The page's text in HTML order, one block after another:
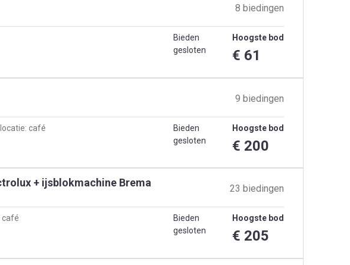
8 biedingen
Bieden
gesloten
Hoogste bod
€ 61
9 biedingen
café
Bieden
gesloten
Hoogste bod
€ 200
+ ijsblokmachine Brema 23 biedingen
café
Bieden
gesloten
Hoogste bod
€ 205